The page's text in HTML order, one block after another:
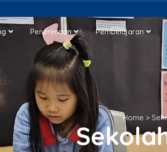
Penerimaan Pembelajaran
Home >